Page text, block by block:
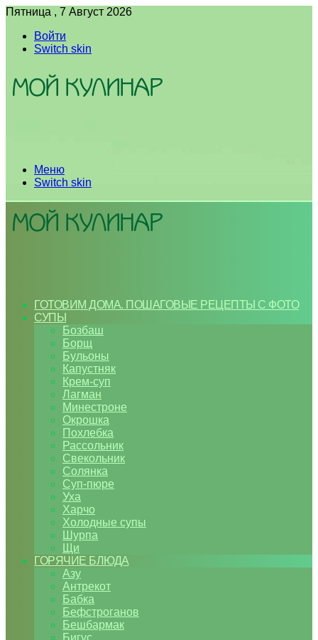
Пятница , 7 Август 2026
Войти
Switch skin
Меню
Switch skin
ГОТОВИМ ДОМА. ПОШАГОВЫЕ РЕЦЕПТЫ С ФОТО
СУПЫ
Бозбаш
Борщ
Бульоны
Капустняк
Крем-суп
Лагман
Минестроне
Окрошка
Похлебка
Рассольник
Свекольник
Солянка
Суп-пюре
Уха
Харчо
Холодные супы
Шурпа
Щи
ГОРЯЧИЕ БЛЮДА
Азу
Антрекот
Бабка
Бефстроганов
Бешбармак
Бигус